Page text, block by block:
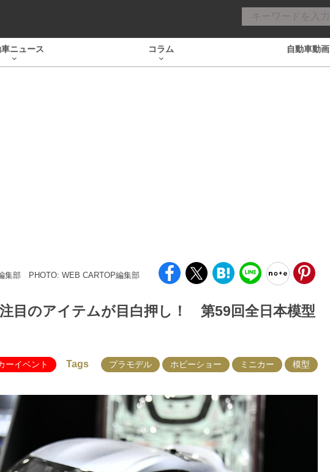
車ニュース コラム 自動車動画
集部 PHOTO: WEB CARTOP編集部
目のアイテムが目白押し！ 第59回全日本模型
ーイベント Tags プラモデル ホビーショー ミニカー 模型